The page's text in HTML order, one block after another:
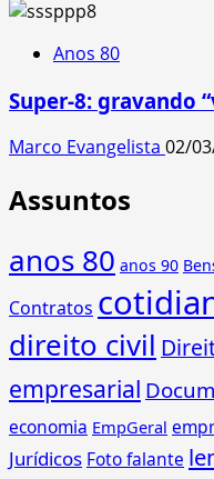
Anos 80
Super-8: gravando
Marco Evangelista 02/
Assuntos
anos 80 anos 90
Contratos
direito civil
empresarial
economia EmpGeral
Jurídicos Foto falante